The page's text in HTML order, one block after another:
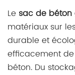
Le sac de
matériaux sur
durable et
efficacement
béton. Du